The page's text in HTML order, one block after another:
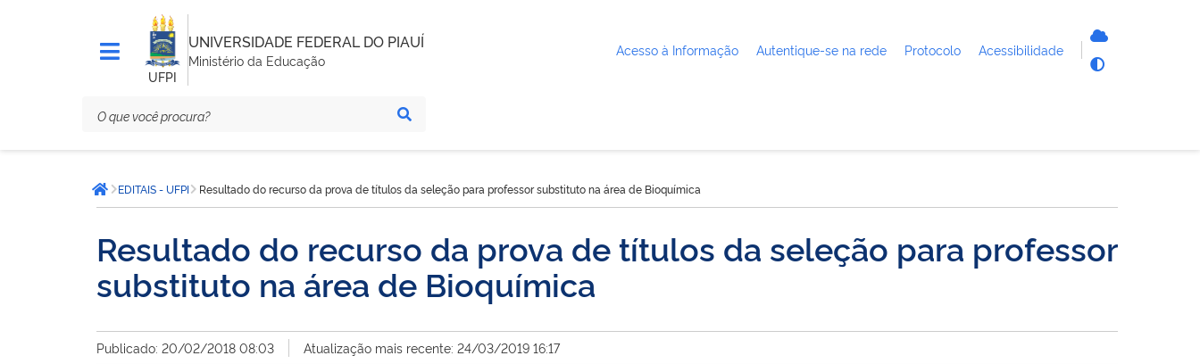
UFPI
UNIVERSIDADE FEDERAL DO PIAUÍ
Ministério da Educação
Acesso à Informação Autentique-se na rede Protocolo Acessibilidade
está
aqui:Página inicial
EDITAIS - UFPI Resultado do recurso da prova de títulos da seleção para professor substituto na área de Bioquímica
Resultado do recurso da prova de títulos da seleção para professor
substituto na área de Bioquímica
Publicado: 20/02/2018 08:03 Atualização mais recente: 24/03/2019 16:17